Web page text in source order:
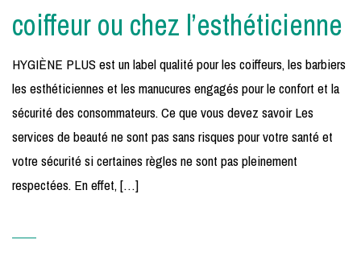
coiffeur ou chez l’esthéticienne
HYGIÈNE PLUS est un label qualité pour les coiffeurs, les barbiers
les esthéticiennes et les manucures engagés pour le confort et la
sécurité des consommateurs. Ce que vous devez savoir Les
services de beauté ne sont pas sans risques pour votre santé et
votre sécurité si certaines règles ne sont pas pleinement
respectées. En effet, […]